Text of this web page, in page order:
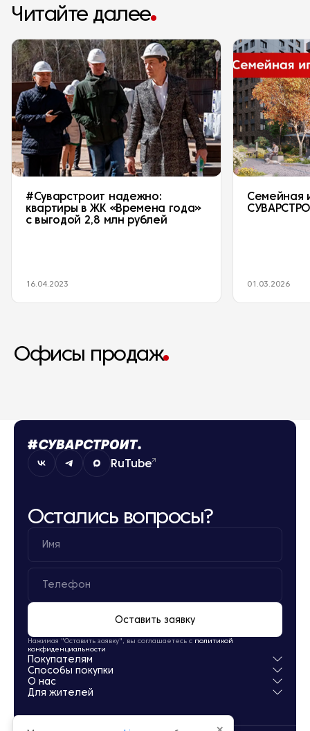
Читайте далее
#Суварстроит надежно:
квартиры в ЖК «Времена года»
с выгодой 2,8 млн рублей
16.04.2023
Семейная
01.03.2026
Офисы продаж
RuTube
Остались вопросы?
Оставить заявку
Нажимая "Оставить заявку", вы соглашаетесь с политикой
конфиденциальности
Покупателям
Квартиры
Паркинг
Способы покупки
Ипотека
Обмен
О нас
Новости
Для жителей
Личный кабинет